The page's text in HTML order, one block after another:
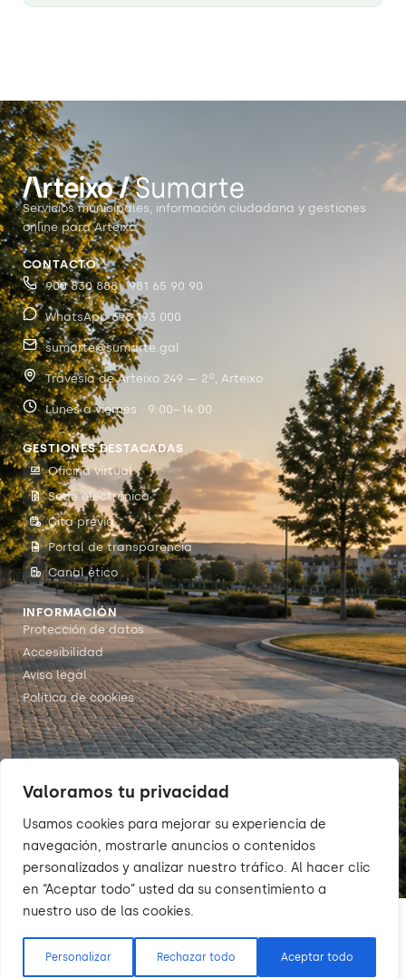
Valoramos tu privacidad
Usamos cookies para mejorar su experiencia de
navegación, mostrarle anuncios o contenidos
personalizados y analizar nuestro tráfico. Al hacer clic
en “Aceptar todo” usted da su consentimiento a
nuestro uso de las cookies.
Personalizar Rechazar todo Aceptar todo
Servicios municipales, información ciudadana y gestiones
online para Arteixo.
CONTACTO
900 830 888 · 981 65 90 90
WhatsApp 698 193 000
sumarte@sumarte.gal
Travesía de Arteixo 249 — 2º, Arteixo
Lunes a viernes · 9:00–14:00
GESTIONES DESTACADAS
Oficina virtual
Sede electrónica
Cita previa
Portal de transparencia
Canal ético
INFORMACIÓN
Protección de datos
Accesibilidad
Aviso legal
Política de cookies
© 2026 Sumarte — Concello de
reservados.